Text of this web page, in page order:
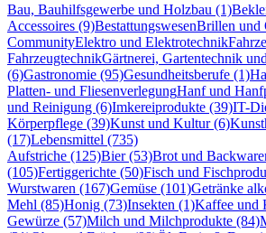
Bau, Bauhilfsgewerbe und Holzbau (1)
Accessoires (9)BestattungswesenBrillen und
CommunityElektro und Elektrotechnik
FahrzeugtechnikGärtnerei, Gartentechnik
(6)Gastronomie (95)Gesundheitsberufe (1)
Platten- und FliesenverlegungHanf und
und Reinigung (6)Imkereiprodukte (39)IT-
Körperpflege (39)Kunst und Kultur (6)
(17)Lebensmittel (735)
Aufstriche (125)Bier (53)Brot und
(105)Fertiggerichte (50)Fisch und
Wurstwaren (167)Gemüse (101)Getränke
Mehl (85)Honig (73)Insekten (1)Kaffee und
Gewürze (57)Milch und Milchprodukte (84)